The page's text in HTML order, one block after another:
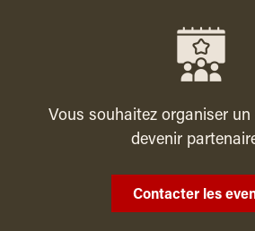
Vous souhaitez organiser un
devenir
Contacter les